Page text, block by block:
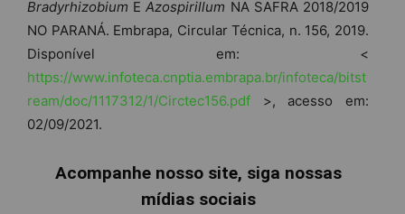
Bradyrhizobium E Azospirillum NA SAFRA 2018/2019
NO PARANÁ. Embrapa, Circular Técnica, n. 156, 2019.
Disponível em: <
https://www.infoteca.cnptia.embrapa.br/infoteca/bitst
ream/doc/1117312/1/Circtec156.pdf >, acesso em:
02/09/2021.
Acompanhe nosso site, siga nossas
mídias sociais